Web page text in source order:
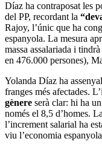
Díaz ha contraposat les
del PP, recordant la
Rajoy, l’únic que ha
espanyola. La mesura
massa assalariada i
en 476.000 persones),
Yolanda Díaz ha
franges més afectades.
gènere serà clar: hi ha un
només el 8,5 d’homes.
l’increment salarial ha
viu l’economia